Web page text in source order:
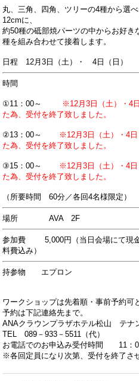
丸、三角、四角、ツリーの4種から選
12cmに、
約50種の砥部焼パーツの中からお好
種を組み合わせて接着します。
日程 12月3日（土）・ 4日（日）
時間
①11：00～ ※12月3日（土）・4日
た為、受付を終了致しました。
②13：00～
※12月3日（土）・4
た為、受付を終了致しました。
③15：00～
※12月3日（土）・4
た為、受付を終了致しました。
（所要時間 60分／各回4名様限定）
場所 AVA 2F
参加費 5,000円（当日会場にて現
料費込み）
持参物 エプロン
ワークショップは先着順・事前予約可
予約は下記連絡先まで。
ANAクラウンプラザホテル松山 テナ
TEL 089－933－5511（代）
お電話でのお申込み受付時間 11：
※各回定員になり次第、受付を終了さ